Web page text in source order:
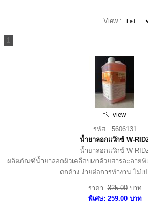
View :
1
view
รหัส : 5606131
น้ำยาลอกแว๊กซ์ W-
น้ำยาลอกแว๊กซ์ W-
ผลิตภัณฑ์น้ำยาลอกผิวเคลือบเงาด้วยสารละลาย
ตกค้าง ง่ายต่อการทำงาน ไม่เ
ราคา:325.00บาท
พิเศษ: 259.00 บาท